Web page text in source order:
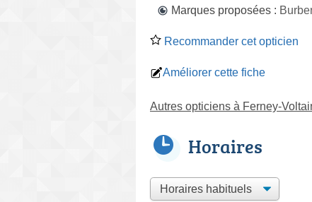
Marques proposées :
Recommander cet opticien
Améliorer cette fiche
Autres opticiens à Ferney-
Horaires